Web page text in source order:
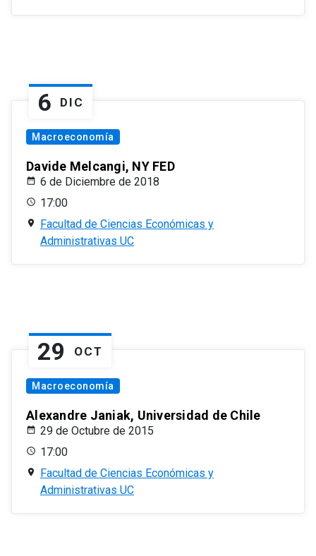
6 DIC
Macroeconomía
Davide Melcangi, NY FED
6 de Diciembre de 2018
17:00
Facultad de Ciencias Económicas y
Administrativas UC
29 OCT
Macroeconomía
Alexandre Janiak, Universidad de Chile
29 de Octubre de 2015
17:00
Facultad de Ciencias Económicas y
Administrativas UC